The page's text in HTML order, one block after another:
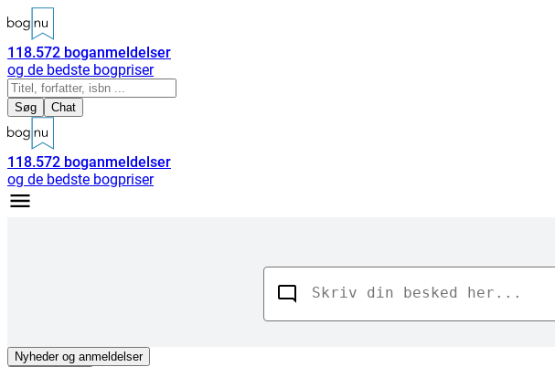
118.572 boganmeldelser
og de bedste bogpriser
Søg Chat
118.572 boganmeldelser
og de bedste bogpriser
Nyhederog anmeldelser